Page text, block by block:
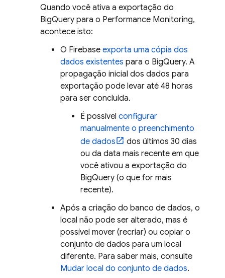
Quando você ativa a exportação do
BigQuery para o Performance Monitoring,
acontece isto:
O Firebase exporta uma cópia dos
dados existentes para o BigQuery. A
propagação inicial dos dados para
exportação pode levar até 48 horas
para ser concluída.
É possível configurar
manualmente o preenchimento
de dados
dos últimos 30 dias
ou da data mais recente em que
você ativou a exportação do
BigQuery (o que for mais
recente).
Após a criação do banco de dados, o
local não pode ser alterado, mas é
possível mover (recriar) ou copiar o
conjunto de dados para um local
diferente. Para saber mais, consulte
Mudar local do conjunto de dados.